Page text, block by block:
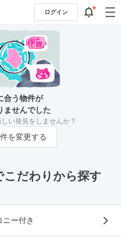
ログイン
合う物件が
ませんでした
い発見をしませんか？
を変更する
こだわりから探す
ニー付き